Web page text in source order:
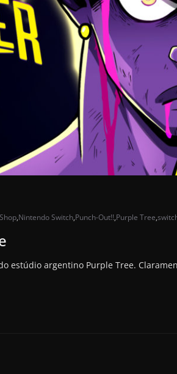
,Nintendo Switch,Punch-Out!!,Purple Tree,
estúdio argentino Purple Tree.